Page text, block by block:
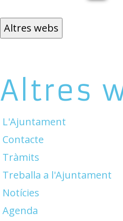
Altres webs
Altres
L'Ajuntament
Contacte
Tràmits
Treballa a l'Ajuntament
Notícies
Agenda